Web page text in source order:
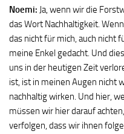
Noemi: Ja, wenn wir die
das Wort Nachhaltigkeit.
das nicht für mich, auch nicht
meine Enkel gedacht. Und
uns in der heutigen Zeit
ist, ist in meinen Augen nicht
nachhaltig wirken. Und hier,
müssen wir hier darauf
verfolgen, dass wir ihnen